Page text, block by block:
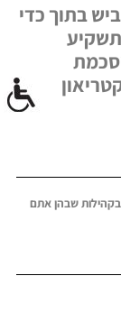
בתוך כדי
שבהן אתם